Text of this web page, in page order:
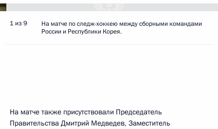
1 из 9
На матче по следж-хоккею между сборными командами
России и Республики Корея.
На матче также присутствовали Председатель
Правительства Дмитрий Медведев, Заместитель